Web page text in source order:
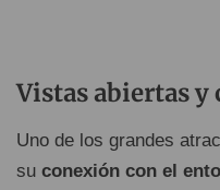
Vistas abiertas y
Uno de los grandes
su conexión con el